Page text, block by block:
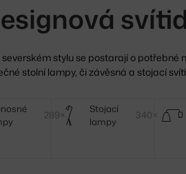
stylu se postarají o potřebné
stolní lampy, či závěsná a stojací
289×
Stojací
lampy
340×